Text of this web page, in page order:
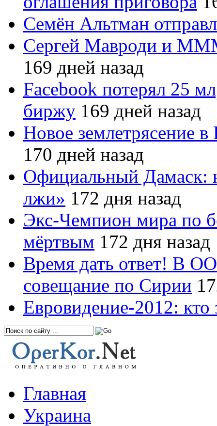
Семён Альтман
Сергей Мавроди и
169 дней назад
Facebook потерял 25
биржу 169 дней назад
Новое землетрясение
170 дней назад
Официальный Дамаск:
лжи» 172 дня назад
Экс-Чемпион мира по
мёртвым 172 дня назад
Время дать ответ! В
совещание по Сирии
Евровидение-2012: кто
Главная
Украина